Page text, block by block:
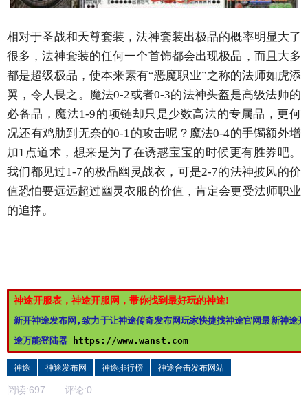
相对于圣战和天尊套装，法神套装出极品的概率明显大了
很多，法神套装的任何一个首饰都会出现极品，而且大多
都是超级极品，使本来素有“恶魔职业”之称的法师如虎添
翼，令人畏之。魔法0-2或者0-3的法神头盔是高级法师的
必备品，魔法1-9的项链却只是少数高法的专属品，更何
况还有鸡肋到无奈的0-1的攻击呢？魔法0-4的手镯额外增
加1点道术，想来是为了在诱惑宝宝的时候更有胜券吧。
我们都见过1-7的极品幽灵战衣，可是2-7的法神披风的价
值恐怕要远远超过幽灵衣服的价值，肯定会更受法师职业
的追捧。
神途开服表，神途开服网，带你找到最好玩的神途!
新开神途发布网,致力于让神途传奇发布网玩家快捷找神途官网最新神途
途万能登陆器
https://www.wanst.com
神途 神途发布网 神途排行榜 神途合击发布网站
阅读:697 评论:0